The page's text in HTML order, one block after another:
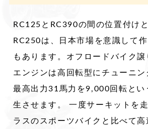
RC125とRC390の間の位置付け
RC250は、日本市場を意識して
もあります。オフロードバイク
エンジンは高回転型にチューニン
最高出力31馬力を9,000回転とい
生させます。 一度サーキットを
ラスのスポーツバイクと比べて高